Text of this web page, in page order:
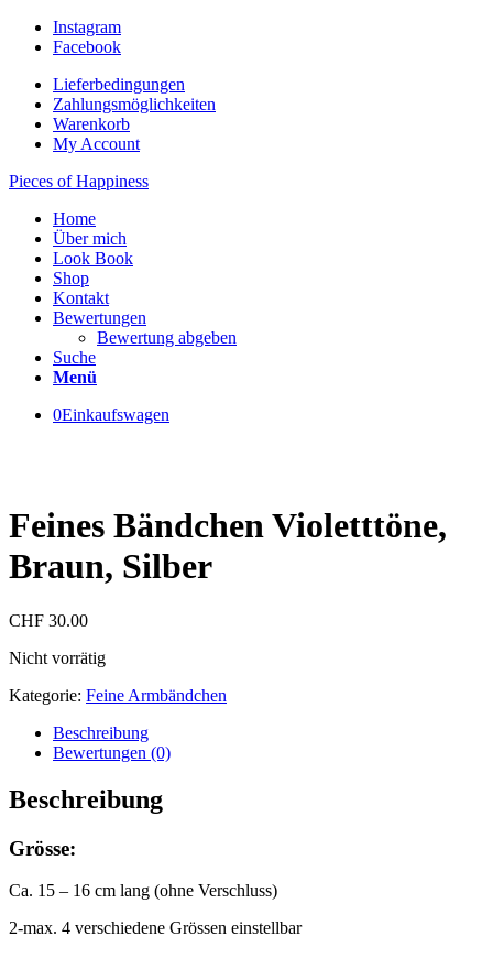
Instagram
Facebook
Lieferbedingungen
Zahlungsmöglichkeiten
Warenkorb
My Account
Pieces of Happiness
Home
Über mich
Look Book
Shop
Kontakt
Bewertungen
Bewertung abgeben
Suche
Menü
0Einkaufswagen
Feines Bändchen Violetttöne,
Braun, Silber
CHF 30.00
Nicht vorrätig
Kategorie: Feine Armbändchen
Beschreibung
Bewertungen (0)
Beschreibung
Grösse:
Ca. 15 – 16 cm lang (ohne Verschluss)
2-max. 4 verschiedene Grössen einstellbar